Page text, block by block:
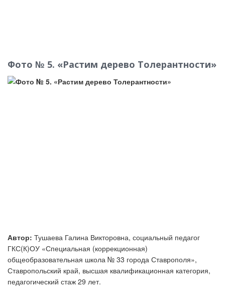
Фото № 5. «Растим дерево Толерантности»
Автор: Тушаева Галина Викторовна, социальный педагог
ГКС(К)ОУ «Специальная (коррекционная)
общеобразовательная школа № 33 города Ставрополя»,
Ставропольский край, высшая квалификационная категория,
педагогический стаж 29 лет.